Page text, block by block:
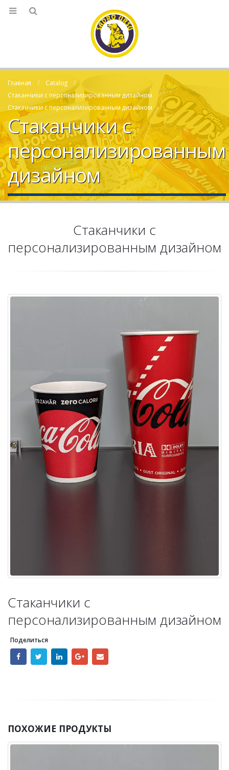
Главная
Catalog
Стаканчики с персонализированным дизайном
Стаканчики с персонализированным дизайном
Стаканчики с
персонализированным
дизайном
Стаканчики с
персонализированным дизайном
Стаканчики с
персонализированным дизайном
Поделиться
ПОХОЖИЕ ПРОДУКТЫ